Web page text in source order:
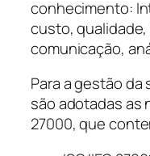
conhecimento:
custo,
comunicação,
Para a gestão
são adotadas as
27000, que